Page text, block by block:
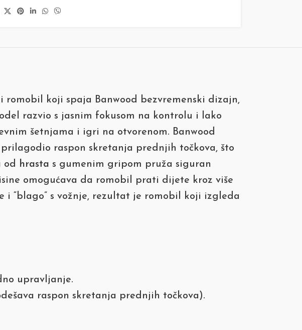
koji spaja Banwood bezvremenski dizajn,
razvio s jasnim fokusom na kontrolu i lako
šetnjama i igri na otvorenom. Banwood
raspon skretanja prednjih točkova, što
od hrasta s gumenim gripom pruža siguran
omogućava da romobil prati dijete kroz više
“blago” s vožnje, rezultat je romobil koji izgleda
upravljanje.
raspon skretanja prednjih točkova).